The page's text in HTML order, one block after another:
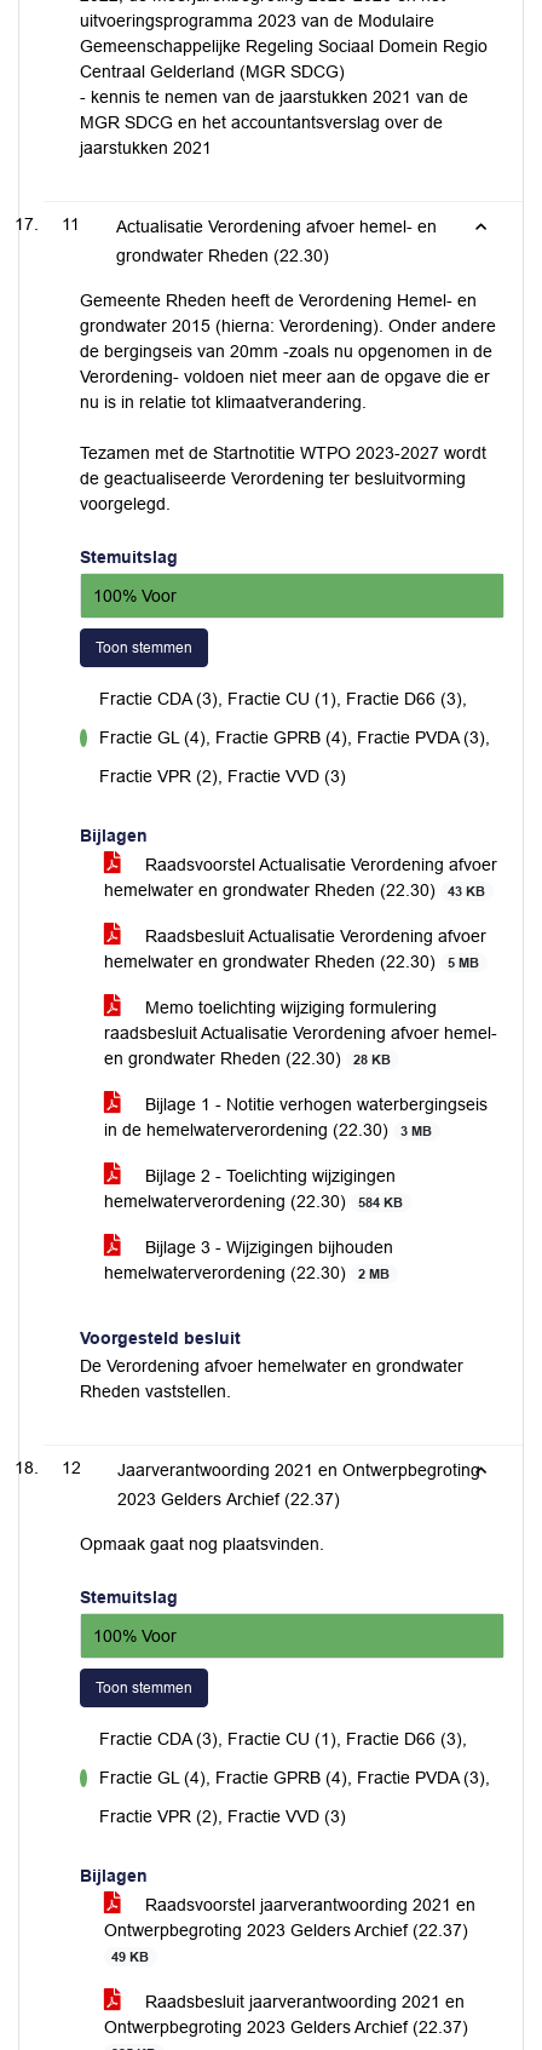
uitvoeringsprogramma 2023 van de Modulaire
Gemeenschappelijke Regeling Sociaal Domein Regio
Centraal Gelderland (MGR SDCG)
- kennis te nemen van de jaarstukken 2021 van de
MGR SDCG en het accountantsverslag over de
jaarstukken 2021
11
Actualisatie Verordening afvoer hemel- en
grondwater Rheden (22.30)
Gemeente Rheden heeft de Verordening Hemel- en
grondwater 2015 (hierna: Verordening). Onder andere
de bergingseis van 20mm -zoals nu opgenomen in de
Verordening- voldoen niet meer aan de opgave die er
nu is in relatie tot klimaatverandering.
Tezamen met de Startnotitie WTPO 2023-2027 wordt
de geactualiseerde Verordening ter besluitvorming
voorgelegd.
Stemuitslag
100% Voor
Toon stemmen
Fractie CDA (3), Fractie CU (1), Fractie D66 (3),
Fractie GL (4), Fractie GPRB (4), Fractie PVDA (3),
Fractie VPR (2), Fractie VVD (3)
Bijlagen
Raadsvoorstel Actualisatie Verordening afvoer
hemelwater en grondwater Rheden (22.30)
43 KB
Raadsbesluit Actualisatie Verordening afvoer
hemelwater en grondwater Rheden (22.30)
5 MB
Memo toelichting wijziging formulering
raadsbesluit Actualisatie Verordening afvoer hemel-
en grondwater Rheden (22.30)
28 KB
Bijlage 1 - Notitie verhogen waterbergingseis
in de hemelwaterverordening (22.30)
3 MB
Bijlage 2 - Toelichting wijzigingen
hemelwaterverordening (22.30)
584 KB
Bijlage 3 - Wijzigingen bijhouden
hemelwaterverordening (22.30)
2 MB
Voorgesteld besluit
De Verordening afvoer hemelwater en grondwater
Rheden vaststellen.
12
Jaarverantwoording 2021 en Ontwerpbegroting
2023 Gelders Archief (22.37)
Opmaak gaat nog plaatsvinden.
Stemuitslag
100% Voor
Toon stemmen
Fractie CDA (3), Fractie CU (1), Fractie D66 (3),
Fractie GL (4), Fractie GPRB (4), Fractie PVDA (3),
Fractie VPR (2), Fractie VVD (3)
Bijlagen
Raadsvoorstel jaarverantwoording 2021 en
Ontwerpbegroting 2023 Gelders Archief (22.37)
49 KB
Raadsbesluit jaarverantwoording 2021 en
Ontwerpbegroting 2023 Gelders Archief (22.37)